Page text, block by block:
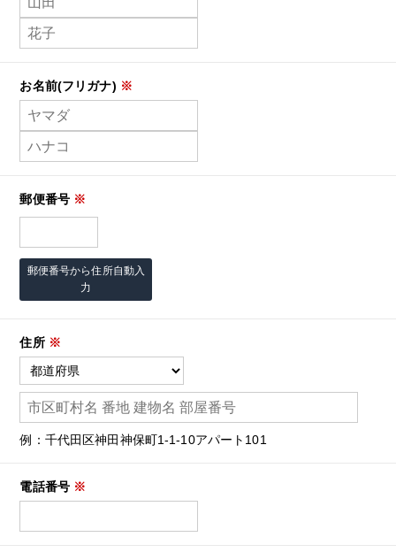
お名前(フリガナ) ※
郵便番号 ※
郵便番号から住所自動入
力
住所 ※
例：千代田区神田神保町1-1-10アパート101
電話番号 ※